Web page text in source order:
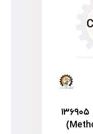
متوکسی بنزیل الکل ۱۳۶۹۰۵